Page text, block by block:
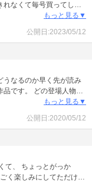
れなくて毎号買ってしま
性や心情も表れると思
くらい！ 表紙も巻頭
なるから良いですね！
もっと見る▼
公開日:2023/05/12
うなるのか早く先が読み
です。 どの登場人物も
エンドを期待するのは難
ゃんにだけは悲しい結
なって欲しいです。 浅岡
るのはやはり東根さん
んように・・
もっと見る▼
公開日:2020/05/12
て、 ちょっとがっか
く楽しみにしてただけに